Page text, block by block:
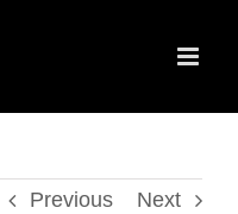
Previous Next